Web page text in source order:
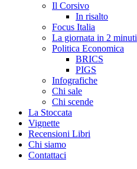
Il Corsivo
In risalto
Focus Italia
La giornata in 2 minuti
Politica Economica
BRICS
PIGS
Infografiche
Chi sale
Chi scende
La Stoccata
Vignette
Recensioni Libri
Chi siamo
Contattaci